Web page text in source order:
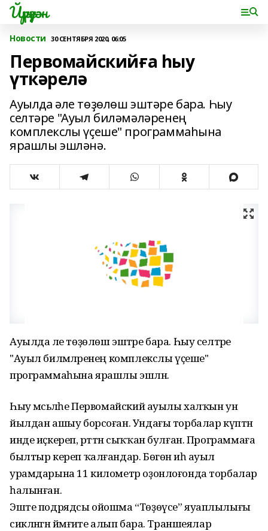
Йүрүҙән
Новости 30 СЕНТЯБРЯ 2020, 06:05
Первомайскийға һыу
үткәрелә
Ауылда әле төҙөлөш эштәре бара. Һыу
селтәре "Ауыл биләмәләренең
комплекслы үҫеше" программаһына
ярашлы эшләнә.
Ауылда әле төҙөлөш эштәре бара. Һыу селтәре
"Ауыл биләмәләренең комплекслы үҫеше"
программаһына ярашлы эшләнә.
Һыу мәсьәләһе Первомайский ауылы халҡын ун
йылдан ашыу борсоған. Ундағы торбалар күптән
инде иҫкереп, рәттән сыҡҡан булған. Программаға
былтыр кереп ҡалғандар. Бөгөн иһә ауыл
урамдарына 11 километр оҙонлоғонда торбалар
һалынған.
Эште подрядсы ойошма “Төҙөүсе” яуаплылығы
сикләнгән йәмғиәте алып бара. Траншеялар